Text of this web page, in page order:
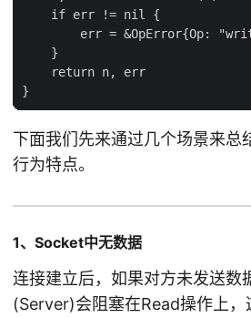
    if err != nil {
err = &OpError{Op:
    }
    return n, err
下面我们先来通过几个场景来总
行为特点。
1、Socket中无数据
连接建立后，如果对方未发送数
(Server)会阻塞在Read操作上，